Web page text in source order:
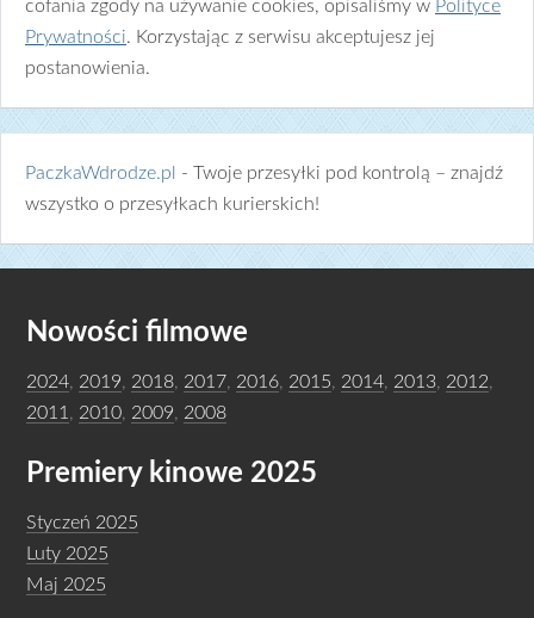
cofania zgody na używanie cookies, opisaliśmy w Polityce
Prywatności. Korzystając z serwisu akceptujesz jej
postanowienia.
PaczkaWdrodze.pl
- Twoje przesyłki pod kontrolą – znajdź
wszystko o przesyłkach kurierskich!
Nowości filmowe
2024 2019 2018 2017 2016 2015 2014 2013 2012
2011
2010 2009 2008
Premiery kinowe 2025
Styczeń 2025
Luty 2025
Maj 2025